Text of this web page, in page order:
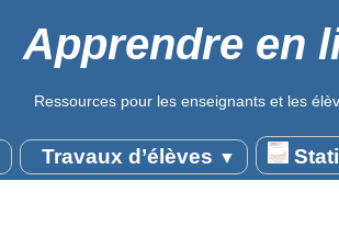
Apprendre en
Ressources pour les enseignants et les
Travaux d’élèves ▼